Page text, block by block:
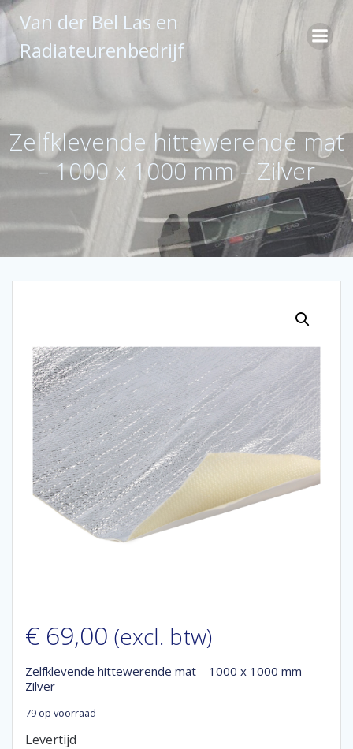
Ga
naar
inhoud
Van der Bel Las en
Radiateurenbedrijf
Zelfklevende hittewerende mat
– 1000 x 1000 mm – Zilver
€ 69,00 (excl. btw)
Zelfklevende hittewerende mat – 1000 x 1000 mm –
Zilver
79 op voorraad
Levertijd